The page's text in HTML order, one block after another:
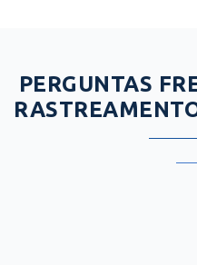
PERGUNTAS